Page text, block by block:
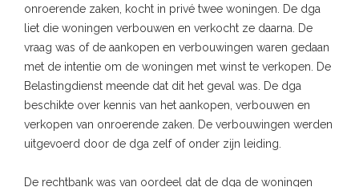
onroerende zaken, kocht in privé twee woningen. De dga
liet die woningen verbouwen en verkocht ze daarna. De
vraag was of de aankopen en verbouwingen waren gedaan
met de intentie om de woningen met winst te verkopen. De
Belastingdienst meende dat dit het geval was. De dga
beschikte over kennis van het aankopen, verbouwen en
verkopen van onroerende zaken. De verbouwingen werden
uitgevoerd door de dga zelf of onder zijn leiding.
De rechtbank was van oordeel dat de dga de woningen